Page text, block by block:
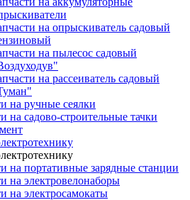
на опрыскиватель садовый
на пылесос садовый
на рассеиватель садовый
на ручные сеялки
на садово-строительные тачки
на портативные зарядные станции
на электровелонаборы
на электросамокаты